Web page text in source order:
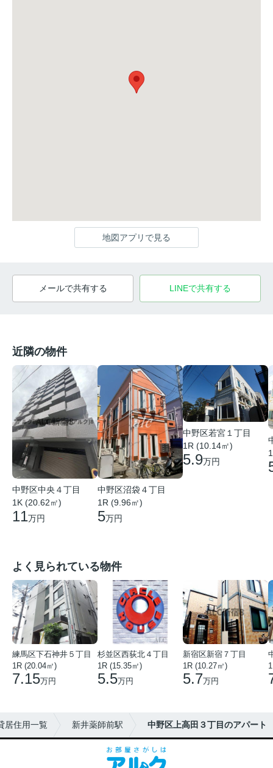
地図アプリで見る
メールで共有する LINEで共有する
近隣の物件
中野区中央４丁目
1K (20.62㎡)
11万円
中野区沼袋４丁目
1R (9.96㎡)
5万円
中野区若宮１丁目
1R (10.14㎡)
5.9万円
よく見られている物件
練馬区下石神井５丁目
1R (20.04㎡)
7.15万円
杉並区西荻北４丁目
1R (15.35㎡)
5.5万円
新宿区新宿７丁目
1R (10.27㎡)
5.7万円
居住用一覧 新井薬師前駅 中野区上高田３丁目のアパート